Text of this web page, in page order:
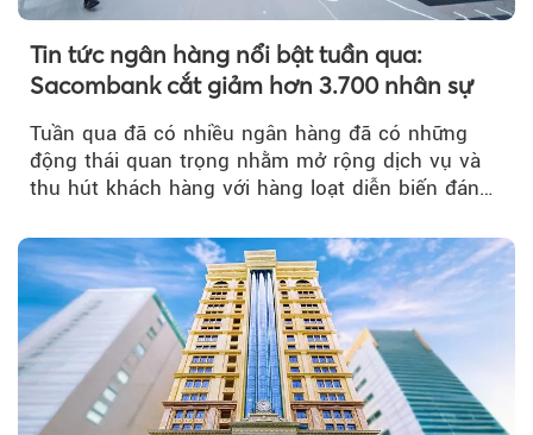
Tin tức ngân hàng nổi bật tuần qua:
Sacombank cắt giảm hơn 3.700 nhân sự
Tuần qua đã có nhiều ngân hàng đã có những
động thái quan trọng nhằm mở rộng dịch vụ và
thu hút khách hàng với hàng loạt diễn biến đáng